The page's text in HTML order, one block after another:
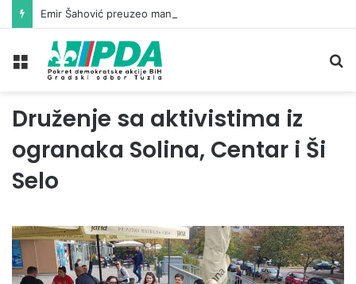
Meni
Druženje sa aktivistima iz
ogranaka Solina, Centar i Ši
Selo